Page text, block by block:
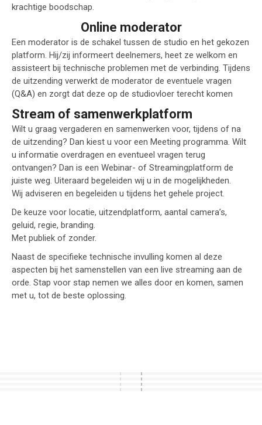
krachtige boodschap.
Online moderator
Een moderator is de schakel tussen de studio en het gekozen
platform. Hij/zij informeert deelnemers, heet ze welkom en
assisteert bij technische problemen met de verbinding. Tijdens
de uitzending verwerkt de moderator de eventuele vragen
(Q&A) en zorgt dat deze op de studiovloer terecht komen
Stream of samenwerkplatform
Wilt u graag vergaderen en samenwerken voor, tijdens of na
de uitzending? Dan kiest u voor een Meeting programma. Wilt
u informatie overdragen en eventueel vragen terug
ontvangen? Dan is een Webinar- of Streamingplatform de
juiste weg. Uiteraard begeleiden wij u in de mogelijkheden.
Wij adviseren en begeleiden u tijdens het gehele project.
De keuze voor locatie, uitzendplatform, aantal camera’s,
geluid, regie, branding.
Met publiek of zonder.
Naast de specifieke technische invulling komen al deze
aspecten bij het samenstellen van een live streaming aan de
orde. Stap voor stap nemen we alles door en komen, samen
met u, tot de beste oplossing.